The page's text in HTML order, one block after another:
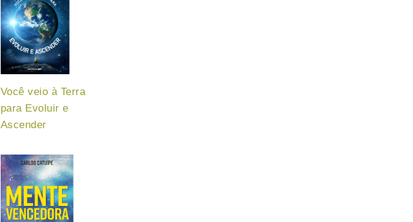
Você veio à Terra
para Evoluir e
Ascender